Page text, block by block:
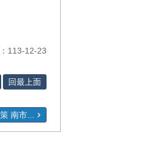
：113-12-23
回最上面
南市...